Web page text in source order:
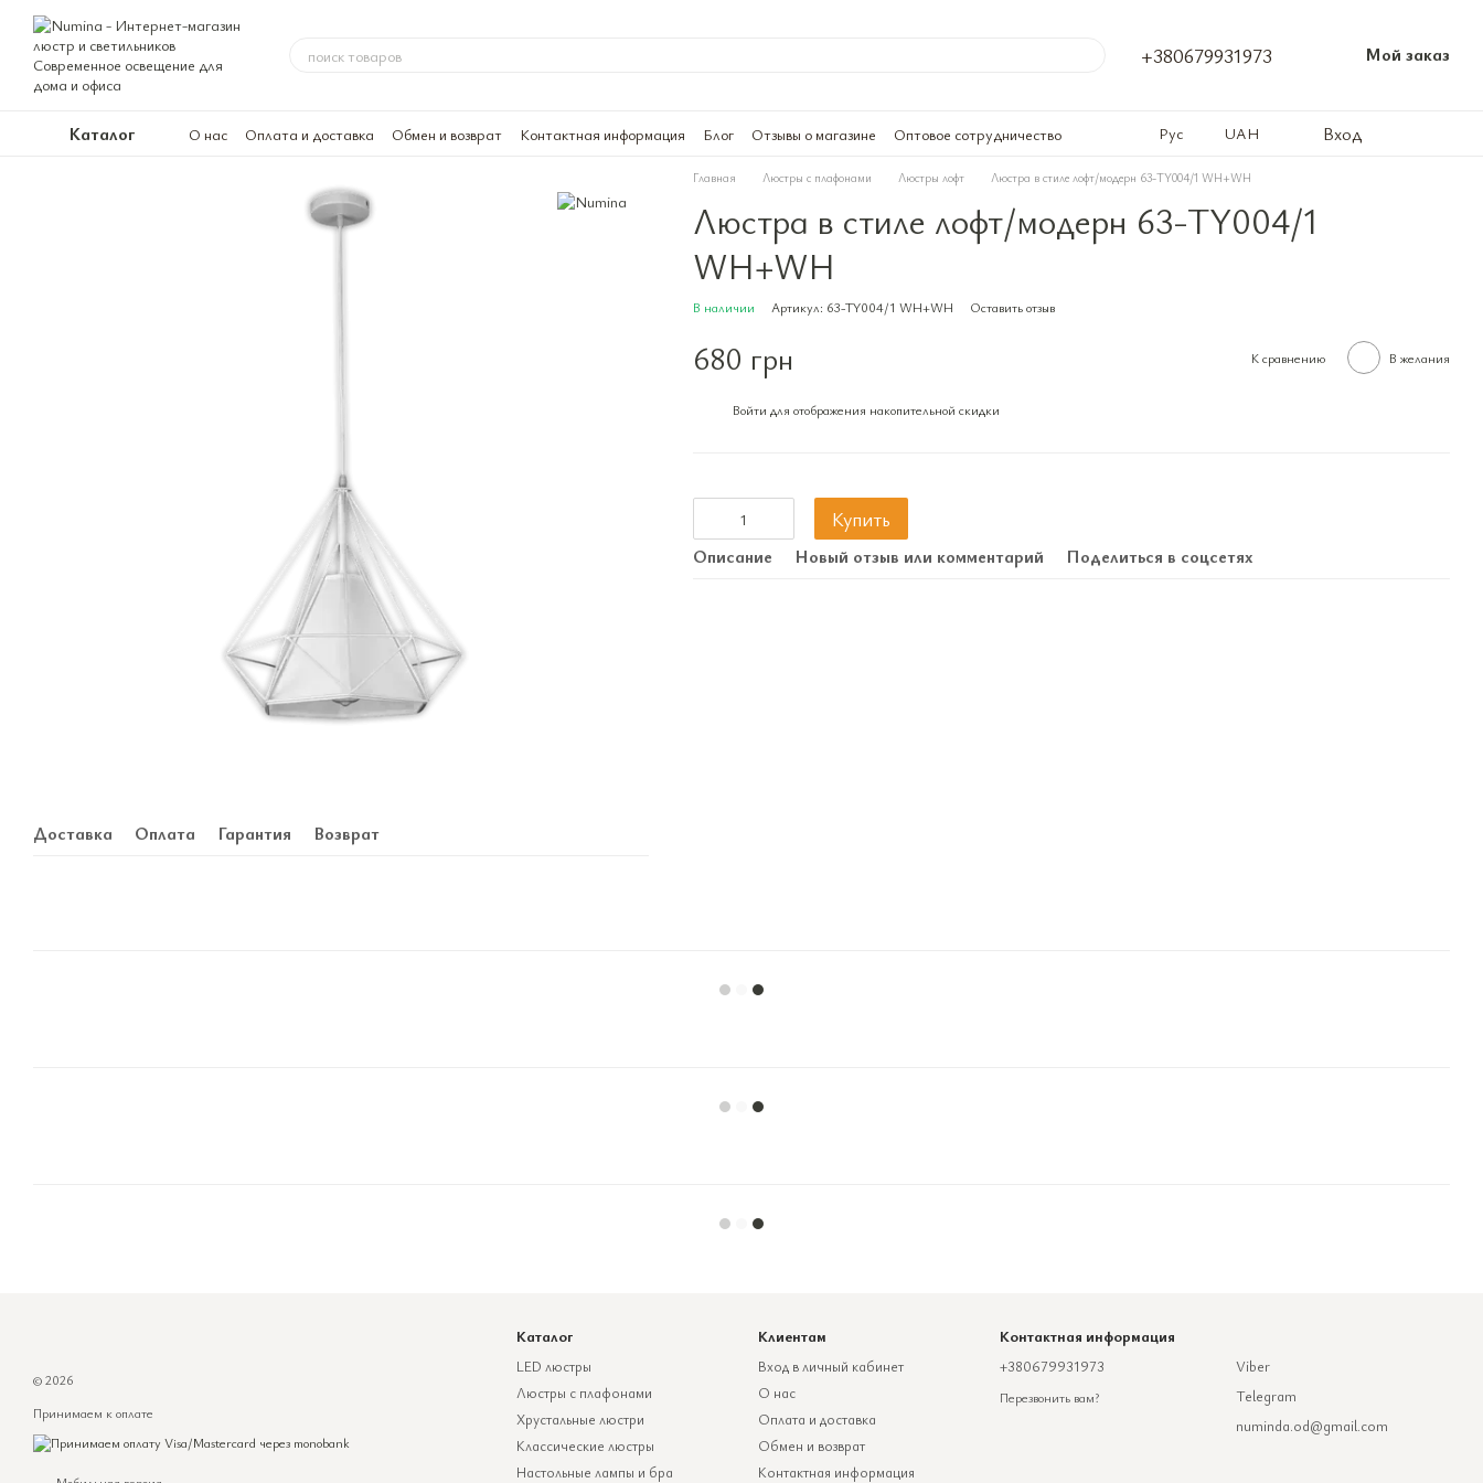
Перейти к основному контенту
+380679931973 Мой заказ
Каталог О нас Оплата и доставка Обмен и возврат Контактная информация Блог Отзывы о магазине Оптовое сотрудничество Рус UAH Вход
Доставка Оплата Гарантия Возврат
Главная Люстры с плафонами Люстры лофт Люстра в стиле лофт/модерн 63-TY004/1 WH+WH
Люстра в стиле лофт/модерн 63-TY004/1
WH+WH
В наличии Артикул: 63-TY004/1 WH+WH Оставить отзыв
680 грн К сравнению В желания
Войти для отображения накопительной скидки
Купить
Описание Новый отзыв или комментарий Поделиться в соцсетях
© 2026
Принимаем к оплате
Каталог
LED люстры
Люстры с плафонами
Хрустальные люстри
Классические люстры
Настольные лампы и бра
Клиентам
Вход в личный кабинет
О нас
Оплата и доставка
Обмен и возврат
Контактная информация
Контактная информация
+380679931973
Перезвонить вам?
Viber
Telegram
numinda.od@gmail.com